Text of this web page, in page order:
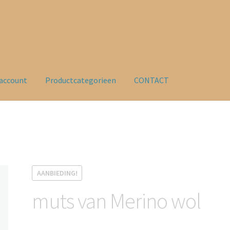
Productcategorieen CONTACT
AANBIEDING!
muts van Merino wol